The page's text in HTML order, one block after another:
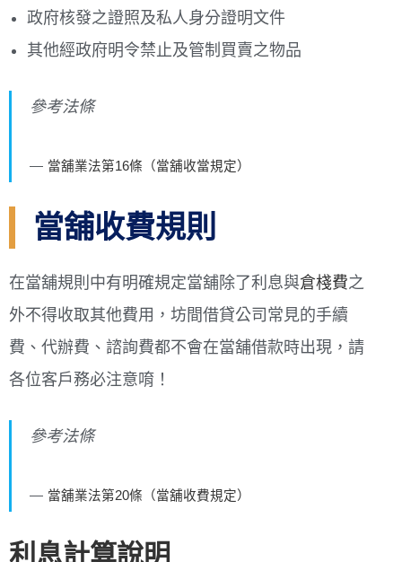
政府核發之證照及私人身分證明文件
其他經政府明令禁止及管制買賣之物品
參考法條
當舖業法第16條（當舖收當規定）
當舖收費規則
在當舖規則中有明確規定當舖除了利息與倉棧費之
外不得收取其他費用，坊間借貸公司常見的手續
費、代辦費、諮詢費都不會在當舖借款時出現，請
各位客戶務必注意唷！
參考法條
當舖業法第20條（當舖收費規定）
利息計算說明